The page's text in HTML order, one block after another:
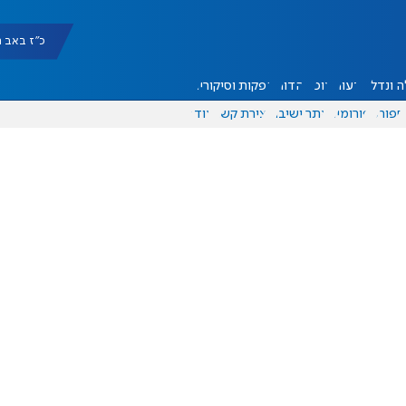
כ"ז באב
ונדל"ן דעות אוכל יהדות הפקות וסיקורים
ספורט פורומים אתר ישיבה יצירת קשר עוד